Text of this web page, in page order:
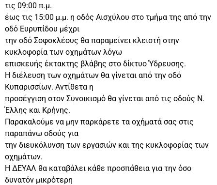
τις 09:00 π.μ.
έως τις 15:00 μ.μ. η οδός Αισχύλου στο τμήμα της από την
οδό Ευρυπίδου μέχρι
την οδό Σοφοκλέους θα παραμείνει κλειστή στην
κυκλοφορία των οχημάτων λόγω
επισκευής έκτακτης βλάβης στο δίκτυο Ύδρευσης.
Η διέλευση των οχημάτων θα γίνεται από την οδό
Κυπαρισσίων. Αντίθετα η
προσέγγιση στον Συνοικισμό θα γίνεται από τις οδούς Ν.
Έλλης και Κρήνης.
Παρακαλούμε να μην παρκάρετε τα οχήματά σας στις
παραπάνω οδούς για
την διευκόλυνση των εργασιών και της κυκλοφορίας των
οχημάτων.
Η ΔΕΥΑΛ θα καταβάλει κάθε προσπάθεια για την όσο
δυνατόν μικρότερη